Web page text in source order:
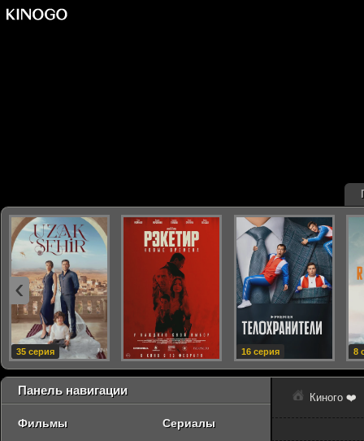
Киного ❤️
Панель навигации
Фильмы Сериалы
35 серия 16 серия 8
‹